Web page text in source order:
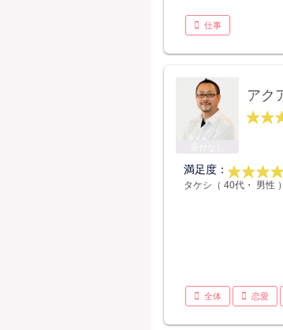
仕事
アク
満足度：
タケシ（ 40代・ 男性 ）
全体 恋愛